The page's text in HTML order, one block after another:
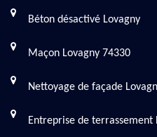
Béton désactivé Lovagny
Maçon Lovagny 74330
Nettoyage de façade
Entreprise de terrassement